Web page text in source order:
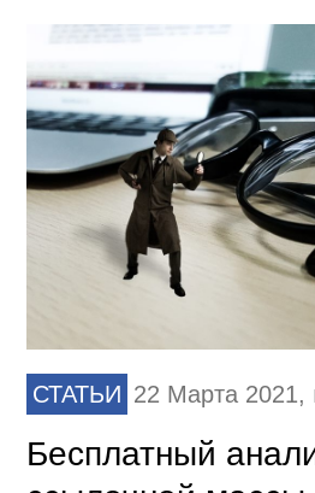
СТАТЬИ 22 Марта 2021,
Бесплатный